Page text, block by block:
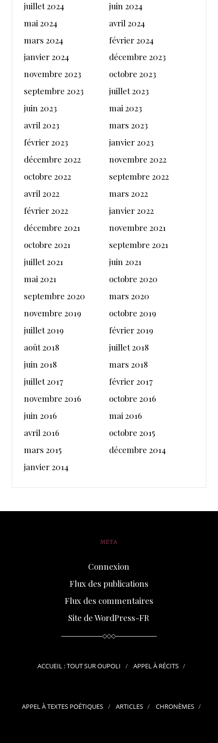
juillet 2024
juin 2024
mai 2024
avril 2024
mars 2024
février 2024
janvier 2024
décembre 2023
novembre 2023
octobre 2023
septembre 2023
juillet 2023
juin 2023
mai 2023
avril 2023
mars 2023
février 2023
janvier 2023
décembre 2022
novembre 2022
octobre 2022
septembre 2022
avril 2022
mars 2022
février 2022
janvier 2022
décembre 2021
novembre 2021
octobre 2021
septembre 2021
juillet 2021
juin 2021
mai 2021
octobre 2020
septembre 2020
mars 2020
novembre 2019
octobre 2019
juillet 2019
février 2019
août 2018
juillet 2018
juin 2018
mars 2018
juillet 2017
février 2017
novembre 2016
octobre 2016
juin 2016
mai 2016
avril 2016
octobre 2015
mars 2015
décembre 2014
janvier 2014
MÉTA
Connexion
Flux des publications
Flux des commentaires
Site de WordPress-FR
ACCUEIL : TOUT SUR OUPOLI APPEL À RÉCITS
APPEL À TEXTES POÉTIQUES ARTICLES CHRONÈMES